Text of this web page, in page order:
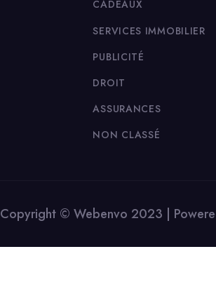
CADEAUX
SERVICES IMMOBILIER
PUBLICITÉ
DROIT
ASSURANCES
NON CLASSÉ
Copyright © Webenvo 2023 |